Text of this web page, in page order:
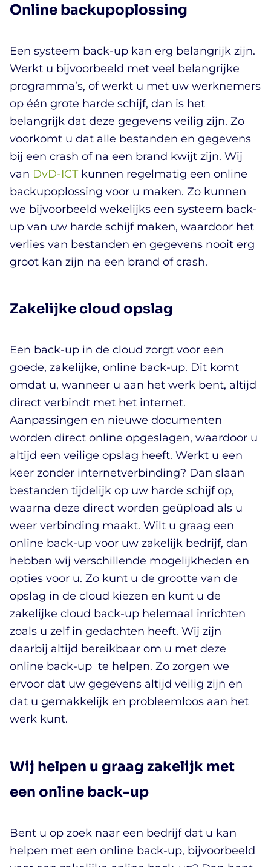
Online backupoplossing
Een systeem back-up kan erg belangrijk zijn.
Werkt u bijvoorbeeld met veel belangrijke
programma’s, of werkt u met uw werknemers
op één grote harde schijf, dan is het
belangrijk dat deze gegevens veilig zijn. Zo
voorkomt u dat alle bestanden en gegevens
bij een crash of na een brand kwijt zijn. Wij
van DvD-ICTkunnen regelmatig een online
backupoplossing voor u maken. Zo kunnen
we bijvoorbeeld wekelijks een systeem back-
up van uw harde schijf maken, waardoor het
verlies van bestanden en gegevens nooit erg
groot kan zijn na een brand of crash.
Zakelijke cloud opslag
Een back-up in de cloud zorgt voor een
goede, zakelijke, online back-up. Dit komt
omdat u, wanneer u aan het werk bent, altijd
direct verbindt met het internet.
Aanpassingen en nieuwe documenten
worden direct online opgeslagen, waardoor u
altijd een veilige opslag heeft. Werkt u een
keer zonder internetverbinding? Dan slaan
bestanden tijdelijk op uw harde schijf op,
waarna deze direct worden geüpload als u
weer verbinding maakt. Wilt u graag een
online back-up voor uw zakelijk bedrijf, dan
hebben wij verschillende mogelijkheden en
opties voor u. Zo kunt u de grootte van de
opslag in de cloud kiezen en kunt u de
zakelijke cloud back-up helemaal inrichten
zoals u zelf in gedachten heeft. Wij zijn
daarbij altijd bereikbaar om u met deze
online back-up te helpen. Zo zorgen we
ervoor dat uw gegevens altijd veilig zijn en
dat u gemakkelijk en probleemloos aan het
werk kunt.
Wij helpen u graag zakelijk met
een online back-up
Bent u op zoek naar een bedrijf dat u kan
helpen met een online back-up, bijvoorbeeld